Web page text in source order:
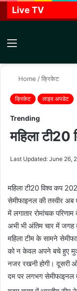
Live TV
Home /क्रिकेट
क्रिकेट लाइव अपडेट
Trending
महिला टी20
Last Updated: June 26,
महिला टी20 विश्व कप
सेमीफाइनल की तस्वीर अब
में लगातार रोमांचक
अभी भी अंतिम चार में जगह
महिला टीम के सामने
को न केवल अपने बचे हुए
नजर रखनी होगी। दूसरी
दम पर लगभग सेमीफाइनल